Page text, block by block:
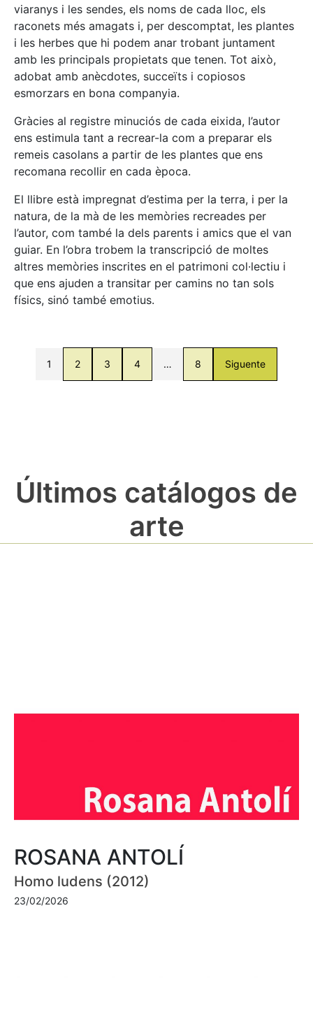
viaranys i les sendes, els noms de cada lloc, els
raconets més amagats i, per descomptat, les plantes
i les herbes que hi podem anar trobant juntament
amb les principals propietats que tenen. Tot això,
adobat amb anècdotes, succeïts i copiosos
esmorzars en bona companyia.
Gràcies al registre minuciós de cada eixida, l’autor
ens estimula tant a recrear-la com a preparar els
remeis casolans a partir de les plantes que ens
recomana recollir en cada època.
El llibre està impregnat d’estima per la terra, i per la
natura, de la mà de les memòries recreades per
l’autor, com també la dels parents i amics que el van
guiar. En l’obra trobem la transcripció de moltes
altres memòries inscrites en el patrimoni col·lectiu i
que ens ajuden a transitar per camins no tan sols
físics, sinó també emotius.
1 2 3 4 … 8 Siguente
Últimos catálogos de
arte
ROSANA ANTOLÍ
Homo ludens (2012)
23/02/2026